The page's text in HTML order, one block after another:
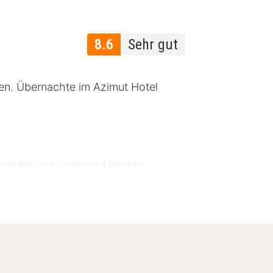
8.6 Sehr gut
Übernachte im Azimut Hotel
von wenigen Minuten
kannst du einen Cocktail oder